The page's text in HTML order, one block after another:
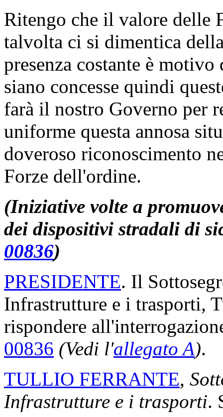
Ritengo che il valore delle
talvolta ci si dimentica
presenza costante è
siano concesse quindi
farà il nostro Governo per
uniforme questa annosa
doveroso riconoscimento
Forze dell'ordine.
(Iniziative volte a
dei dispositivi stradali di
00836)
PRESIDENTE. Il
Infrastrutture e i trasporti,
rispondere
00836 (Vedi l'allegato A).
TULLIO FERRANTE,
Infrastrutture e i trasporti.